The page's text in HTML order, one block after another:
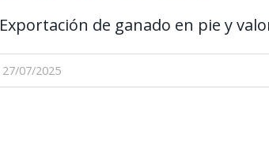
Exportación de ganado en pie y
27/07/2025